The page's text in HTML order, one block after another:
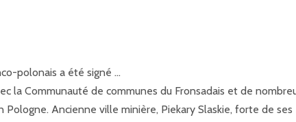
polonais a été signé …
la Communauté de communes du Fronsadais et de
Pologne. Ancienne ville minière, Piekary Slaskie, forte de